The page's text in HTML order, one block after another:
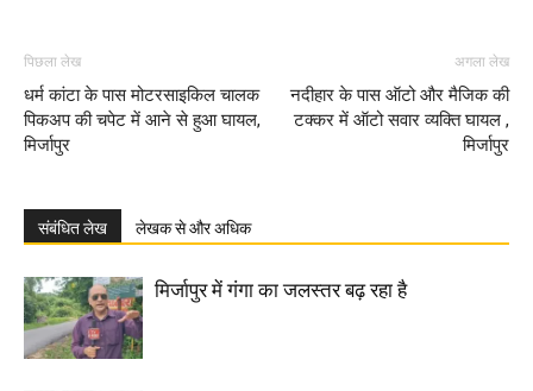
पिछला लेख
धर्म कांटा के पास मोटरसाइकिल चालक
पिकअप की चपेट में आने से हुआ घायल,
मिर्जापुर
अगला लेख
नदीहार के पास ऑटो और मैजिक की
टक्कर में ऑटो सवार व्यक्ति घायल ,
मिर्जापुर
संबंधित लेख लेखक से और अधिक
मिर्जापुर में गंगा का जलस्तर बढ़ रहा है